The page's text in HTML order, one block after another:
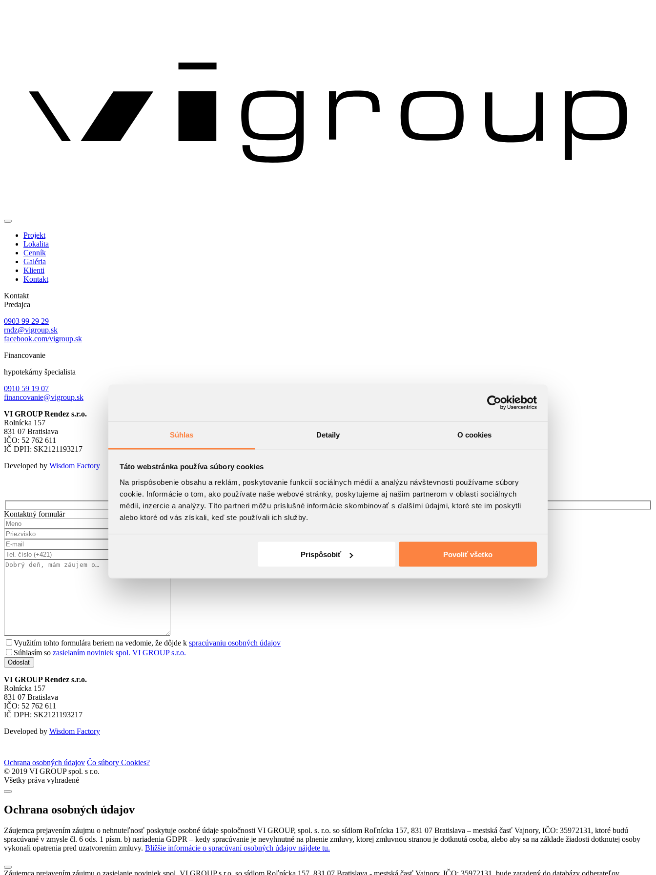
Súhlas Detaily O cookies
Táto webstránka používa súbory cookies
Na prispôsobenie obsahu a reklám, poskytovanie funkcií sociálnych médií a analýzu návštevnosti používame súbory
cookie. Informácie o tom, ako používate naše webové stránky, poskytujeme aj našim partnerom v oblasti sociálnych
médií, inzercie a analýzy. Títo partneri môžu príslušné informácie skombinovať s ďalšími údajmi, ktoré ste im poskytli
alebo ktoré od vás získali, keď ste používali ich služby.
Prispôsobiť Povoliť všetko
Projekt
Lokalita
Cenník
Galéria
Klienti
Kontakt
Kontakt
Predajca
0903 99 29 29
rndz@vigroup.sk
facebook.com/vigroup.sk
Financovanie
hypotekárny špecialista
0910 59 19 07
financovanie@vigroup.sk
VI GROUP Rendez s.r.o.
Rolnícka 157
831 07 Bratislava
IČO: 52 762 611
IČ DPH: SK2121193217
Developed by Wisdom Factory
Kontaktný formulár
Využitím tohto formulára beriem na vedomie, že dôjde k spracúvaniu osobných údajov
Súhlasím so zasielaním noviniek spol. VI GROUP s.r.o.
Odoslať
VI GROUP Rendez s.r.o.
Rolnícka 157
831 07 Bratislava
IČO: 52 762 611
IČ DPH: SK2121193217
Developed by Wisdom Factory
Ochrana osobných údajov Čo súbory Cookies?
© 2019 VI GROUP spol. s r.o.
Všetky práva vyhradené
Ochrana osobných údajov
Záujemca prejavením záujmu o nehnuteľnosť poskytuje osobné údaje spoločnosti VI GROUP, spol. s. r.o. so sídlom Roľnícka 157, 831 07 Bratislava – mestská časť Vajnory, IČO: 35972131, ktoré budú
spracúvané v zmysle čl. 6 ods. 1 písm. b) nariadenia GDPR – kedy spracúvanie je nevyhnutné na plnenie zmluvy, ktorej zmluvnou stranou je dotknutá osoba, alebo aby sa na základe žiadosti dotknutej osoby
vykonali opatrenia pred uzatvorením zmluvy. Bližšie informácie o spracúvaní osobných údajov nájdete tu.
Záujemca prejavením záujmu o zasielanie noviniek spol. VI GROUP s.r.o. so sídlom Roľnícka 157, 831 07 Bratislava - mestská časť Vajnory, IČO: 35972131, bude zaradený do databázy odberateľov